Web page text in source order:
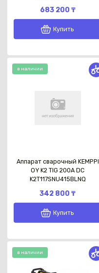
683 200 ₸
Купить
в наличии
Аппарат сварочный KEMPPI
OY K2 TIG 200A DC
K2T117SNU415BLNQ
342 800 ₸
Купить
в наличии